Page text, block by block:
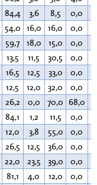
84,4 3,6 8,5 0,0
54,0 16,0 16,0 0,0
59,7 18,0 15,0 0,0
13,5 11,5 30,5 0,0
16,5 12,5 33,0 0,0
12,5 12,0 32,0 0,0
26,2 0,0 70,0 68,0
84,1 1,2 11,5 0,0
12,0 3,8 55,0 0,0
26,5 12,5 36,0 0,0
22,0 23,5 39,0 0,0
81,1 4,0 12,0 0,0